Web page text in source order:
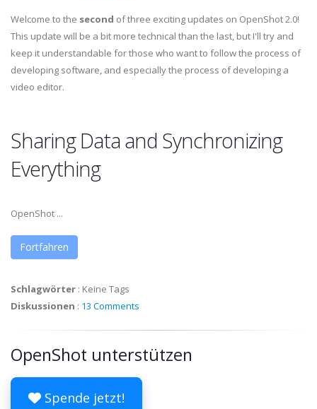
Welcome to the second of three exciting updates on OpenShot 2.0!
This update will be a bit more technical than the last, but I'll try and
keep it understandable for those who want to follow the process of
developing software, and especially the process of developing a
video editor.
Sharing Data and Synchronizing
Everything
OpenShot ...
Fortfahren
Schlagwörter : Keine Tags
Diskussionen : 13 Comments
OpenShot unterstützen
Spende jetzt!